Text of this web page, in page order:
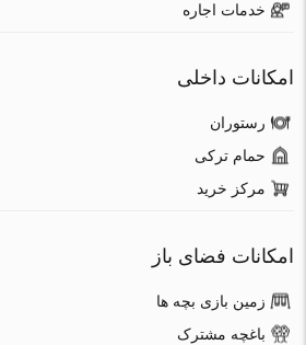
خدمات اجاره
امکانات داخلی
رستوران
حمام ترکی
مرکز خرید
امکانات فضای باز
زمین بازی بچه ها
باغچه مشترک